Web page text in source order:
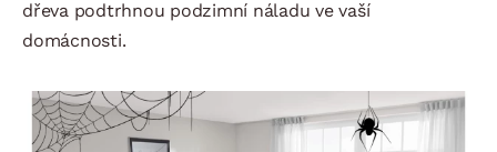
dřeva podtrhnou podzimní náladu ve vaší
domácnosti.